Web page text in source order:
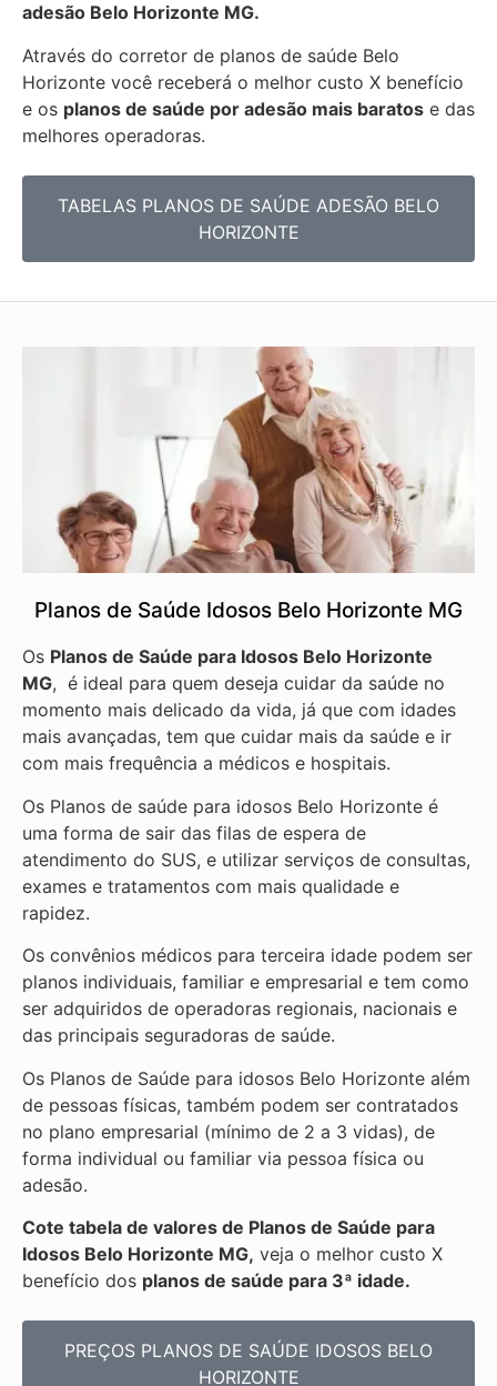
adesão Belo Horizonte MG.
Através do corretor de planos de saúde Belo
Horizonte você receberá o melhor custo X benefício
e os planos de saúde por adesão mais baratos e das
melhores operadoras.
TABELAS PLANOS DE SAÚDE ADESÃO BELO
HORIZONTE
Planos de Saúde Idosos Belo Horizonte MG
Os Planos de Saúde para Idosos Belo Horizonte
MG, é ideal para quem deseja cuidar da saúde no
momento mais delicado da vida, já que com idades
mais avançadas, tem que cuidar mais da saúde e ir
com mais frequência a médicos e hospitais.
Os Planos de saúde para idosos Belo Horizonte é
uma forma de sair das filas de espera de
atendimento do SUS, e utilizar serviços de consultas,
exames e tratamentos com mais qualidade e
rapidez.
Os convênios médicos para terceira idade podem ser
planos individuais, familiar e empresarial e tem como
ser adquiridos de operadoras regionais, nacionais e
das principais seguradoras de saúde.
Os Planos de Saúde para idosos Belo Horizonte além
de pessoas físicas, também podem ser contratados
no plano empresarial (mínimo de 2 a 3 vidas), de
forma individual ou familiar via pessoa física ou
adesão.
Cote tabela de valores de Planos de Saúde para
Idosos Belo Horizonte MG, veja o melhor custo X
benefício dos planos de saúde para 3ª idade.
PREÇOS PLANOS DE SAÚDE IDOSOS BELO
HORIZONTE